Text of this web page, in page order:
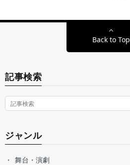
Back to Top
記事検索
ジャンル
舞台・演劇